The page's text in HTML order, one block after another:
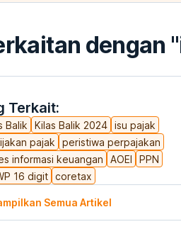
dengan "
Terkait:
Balik Kilas Balik 2024 isu pajak
pajak
peristiwa perpajakan
informasi keuangan
AOEI
PPN
16 digit coretax
Semua Artikel